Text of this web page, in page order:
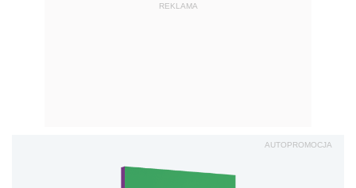
REKLAMA
AUTOPROMOCJA